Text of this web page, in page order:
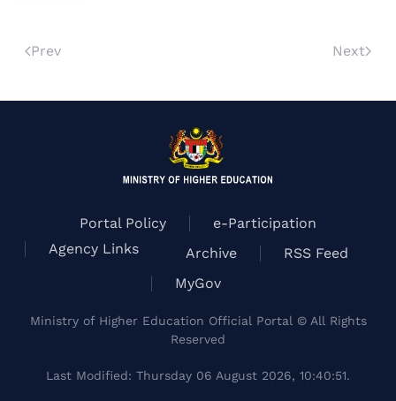
Prev Next
Portal Policy
e-Participation
Agency Links
Archive
RSS Feed
MyGov
Ministry of Higher Education Official Portal © All Rights
Reserved
Last Modified: Thursday 06 August 2026, 10:40:51.